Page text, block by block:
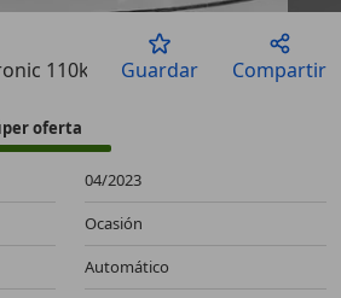
110kW
Guardar Compartir
oferta
04/2023
Ocasión
Automático